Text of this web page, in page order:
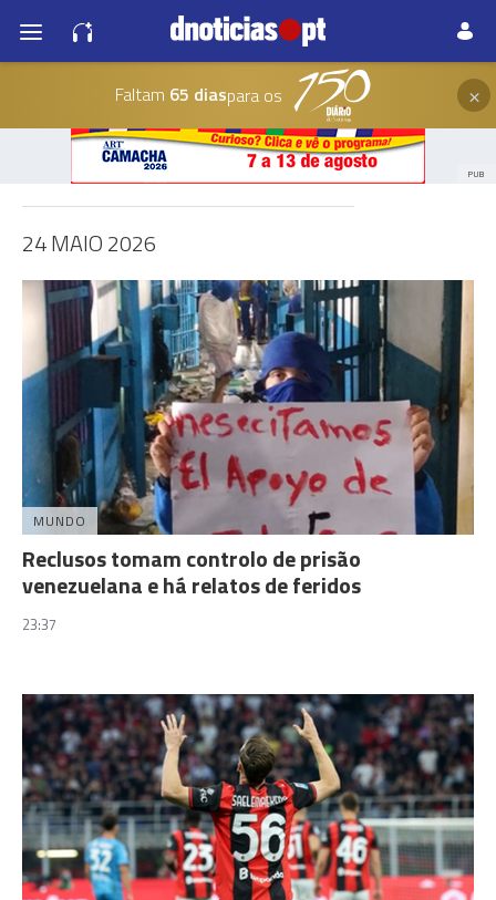
Faltam 65 diaspara os ×
PUB
24 MAIO 2026
MUNDO
Reclusos tomam controlo de prisão
venezuelana e há relatos de feridos
23:37